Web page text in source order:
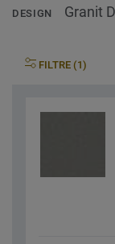
DESIGN Granit
FILTRE (1)